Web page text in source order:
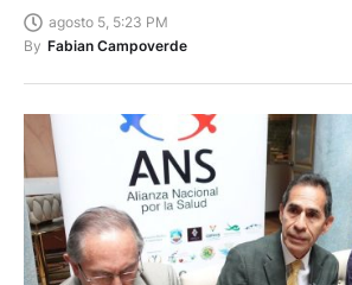
agosto 5, 5:23 PM
By Fabian Campoverde